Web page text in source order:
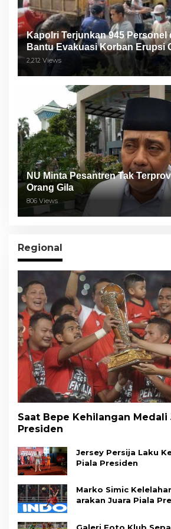
Kapolri Terjunkan 945 Personel
Bantu Evakuasi Korban Erupsi
Semeru
2,212 Views
NU Minta Pesantren Tak
Orang Gila
806 Views
Regional
Saat Bepe Kehilangan Medali
Presiden
Jersey Persija Laku
Piala Presiden
Marko Simic
arakan Juara Piala
Galeri Foto Klub